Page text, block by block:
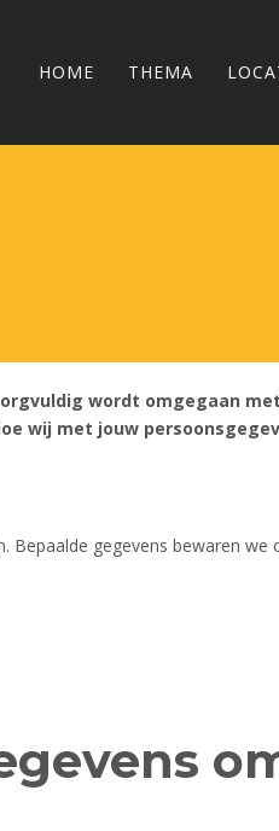
HOME THEMA
wordt omgegaan
wij met jouw
Bepaalde gegevens bewaren we